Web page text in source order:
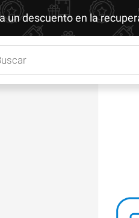
un descuento en la